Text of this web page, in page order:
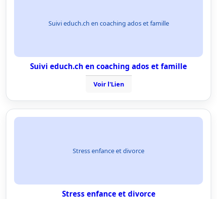
Suivi educh.ch en coaching ados et famille
Suivi educh.ch en coaching ados et famille
Voir l'Lien
Stress enfance et divorce
Stress enfance et divorce